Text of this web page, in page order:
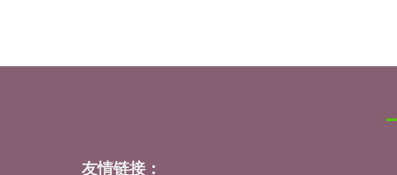
友情链接：